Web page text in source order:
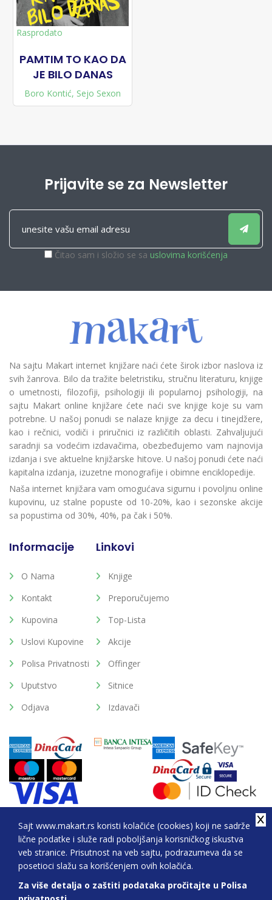
Sajt www.makart.rs koristi kolačiće (cookies) koji ne sadrže
lične podatke i služe radi poboljšanja korisničkog iskustva
veb stranice. Prisutnost na veb sajtu, podrazumeva da se
posetioci slažu sa korišćenjem ovih kolačića.
Za više detalja o zaštiti podataka pročitajte u Polisa
Rasprodato
PAMTIM TO KAO DA
JE BILO DANAS
Boro Kontić, Sejo Sexon
Prijavite se za Newsletter
Čitao sam i složio se sa uslovima korišćenja
Na sajtu Makart internet knjižare naći ćete širok izbor naslova iz
svih žanrova. Bilo da tražite beletristiku, stručnu literaturu, knjige
o umetnosti, filozofiji, psihologiji ili popularnoj psihologiji, na
sajtu Makart online knjižare ćete naći sve knjige koje su vam
potrebne. U našoj ponudi se nalaze knjige za decu i tinejdžere,
kao i rečnici, vodiči i priručnici iz različitih oblasti. Zahvaljujući
saradnji sa vodećim izdavačima, obezbeđujemo vam najnovija
izdanja i sve aktuelne knjižarske hitove. U našoj ponudi ćete naći
kapitalna izdanja, izuzetne monografije i obimne enciklopedije.
Naša internet knjižara vam omogućava sigurnu i povoljnu online
kupovinu, uz stalne popuste od 10-20%, kao i sezonske akcije
sa popustima od 30%, 40%, pa čak i 50%.
Informacije
O Nama
Kontakt
Kupovina
Uslovi Kupovine
Polisa Privatnosti
Uputstvo
Odjava
Linkovi
Knjige
Preporučujemo
Top-Lista
Akcije
Offinger
Sitnice
Izdavači
2026. All Rights Reserved © Makart.rs - MAKART DOO
BEOGRAD (NOVI BEOGRAD), PIB: 105184104, MB:
20337524
Sve cene na ovom sajtu iskazane su u dinarima. PDV je uračunat u cenu.